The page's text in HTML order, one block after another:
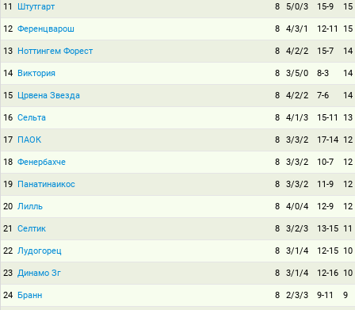
11 Штутгарт 8 5/0/3 15-9 15
12 Ференцварош 8 4/3/1 12-11 15
13 Ноттингем Форест 8 4/2/2 15-7 14
14 Виктория 8 3/5/0 8-3 14
15 Црвена Звезда 8 4/2/2 7-6 14
16 Сельта 8 4/1/3 15-11 13
17 ПАОК 8 3/3/2 17-14 12
18 Фенербахче 8 3/3/2 10-7 12
19 Панатинаикос 8 3/3/2 11-9 12
20 Лилль 8 4/0/4 12-9 12
21 Селтик 8 3/2/3 13-15 11
22 Лудогорец 8 3/1/4 12-15 10
23 Динамо Зг 8 3/1/4 12-16 10
24 Бранн 8 2/3/3 9-11 9